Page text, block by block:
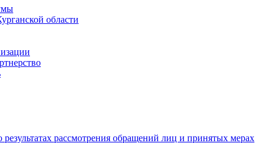
области
рассмотрения обращений лиц и принятых мерах